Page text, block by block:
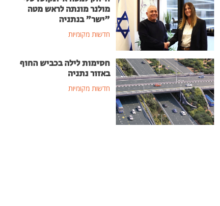
מולנר מונתה לראש מטה
"ישר" בנתניה
חדשות מקומיות
חסימות לילה בכביש החוף
באזור נתניה
חדשות מקומיות